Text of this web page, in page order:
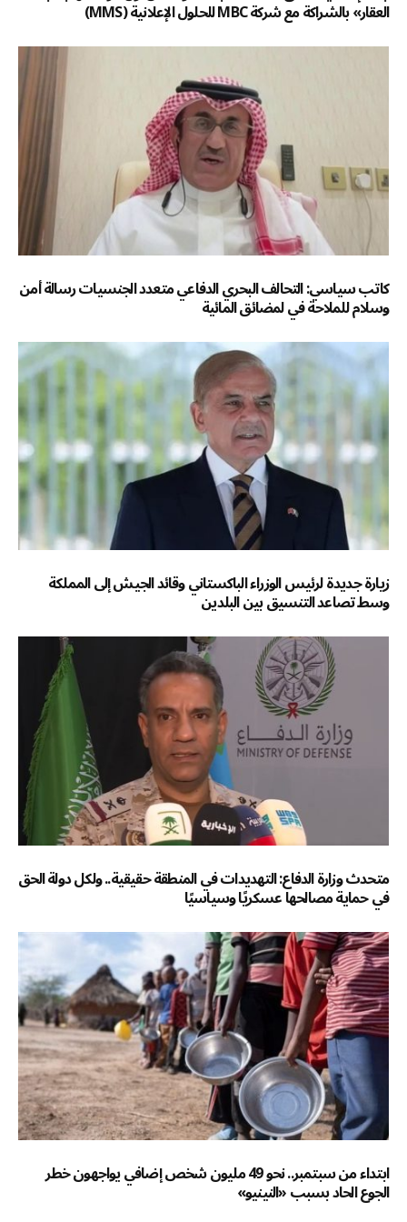
العقار» بالشراكة مع شركة MBC للحلول الإعلانية (MMS)
كاتب سياسي: التحالف البحري الدفاعي متعدد الجنسيات رسالة أمن
وسلام للملاحة في لمضائق المائية
زيارة جديدة لرئيس الوزراء الباكستاني وقائد الجيش إلى المملكة
وسط تصاعد التنسيق بين البلدين
متحدث وزارة الدفاع: التهديدات في المنطقة حقيقية.. ولكل دولة الحق
في حماية مصالحها عسكريًا وسياسيًا
ابتداء من سبتمبر.. نحو 49 مليون شخص إضافي يواجهون خطر
الجوع الحاد بسبب «النينيو»